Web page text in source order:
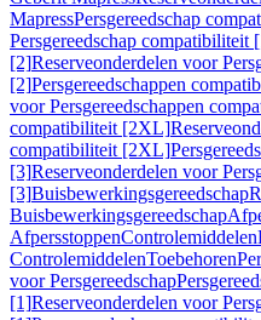
MapressPersgereedschap
Persgereedschap compatibiliteit
[2]Reserveonderdelen voor
[2]Persgereedschappen
voor Persgereedschappen
compatibiliteit [2XL]
compatibiliteit [2XL]
[3]Reserveonderdelen voor
[3]Buisbewerkingsgereedschap
Buisbewerkingsgereedschap
AfpersstoppenControlemiddelen
ControlemiddelenToebehoren
voor Persgereedschap
[1]Reserveonderdelen voor